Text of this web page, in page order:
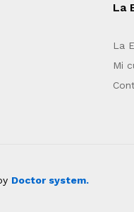
La
La
Mi
Doctor system.